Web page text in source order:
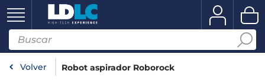
Volver Robot aspirador Roborock